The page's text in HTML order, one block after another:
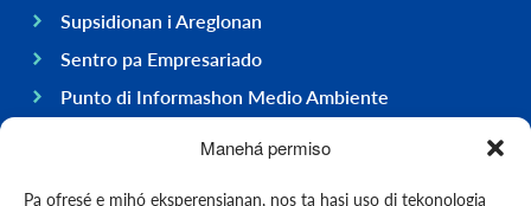
Manehá permiso
Pa ofresé e mihó eksperensianan, nos ta hasi uso di tekonologia
Supsidionan i Areglonan
Sentro pa Empresariado
Punto di Informashon Medio Ambiente
Hasi negoshi na Boneiru